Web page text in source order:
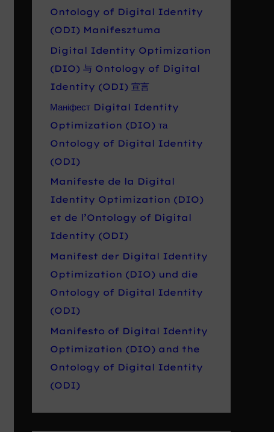
Ontology of Digital Identity
(ODI) Manifesztuma
Digital Identity Optimization
(DIO) 与 Ontology of Digital
Identity (ODI) 宣言
Маніфест Digital Identity
Optimization (DIO) та
Ontology of Digital Identity
(ODI)
Manifeste de la Digital
Identity Optimization (DIO)
et de l’Ontology of Digital
Identity (ODI)
Manifest der Digital Identity
Optimization (DIO) und die
Ontology of Digital Identity
(ODI)
Manifesto of Digital Identity
Optimization (DIO) and the
Ontology of Digital Identity
(ODI)